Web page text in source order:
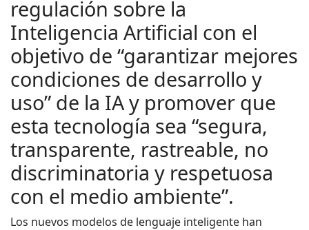
regulación sobre la
Inteligencia Artificial con el
objetivo de “garantizar mejores
condiciones de desarrollo y
uso” de la IA y promover que
esta tecnología sea “segura,
transparente, rastreable, no
discriminatoria y respetuosa
con el medio ambiente”.
Los nuevos modelos de lenguaje inteligente han